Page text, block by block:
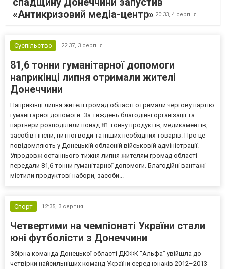
«Антикризовий медіа-центр» 20:33, 4 серпня
Суспільство 22:37, 3 серпня
81,6 тонни гуманітарної допомоги
наприкінці липня отримали жителі
Донеччини
Наприкінці липня жителі громад області отримали чергову партію
гуманітарної допомоги. За тиждень благодійні організації та
партнери розподілили понад 81 тонну продуктів, медикаментів,
засобів гігієни, питної води та інших необхідних товарів. Про це
повідомляють у Донецькій обласній військовій адміністрації.
Упродовж останнього тижня липня жителям громад області
передали 81,6 тонни гуманітарної допомоги. Благодійні вантажі
містили продуктові набори, засоби...
Спорт 12:35, 3 серпня
Четвертими на чемпіонаті України стали
юні футболісти з Донеччини
Збірна команда Донецької області ДЮФК “Альфа” увійшла до
четвірки найсильніших команд України серед юнаків 2012–2013